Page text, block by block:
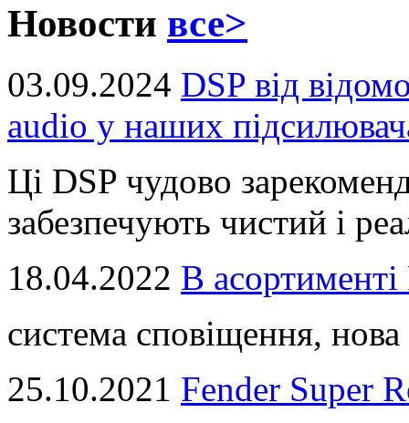
Новости все>
03.09.2024 DSP від
audio у наших
Ці DSP чудово
забезпечують чистий і
18.04.2022 В
система сповіщення,
25.10.2021 Fender Super